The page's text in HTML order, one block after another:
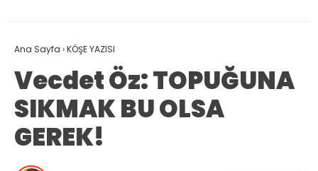
Ana Sayfa ›KÖŞE YAZISI
Vecdet Öz: TOPUĞUNA
SIKMAK BU OLSA
GEREK!